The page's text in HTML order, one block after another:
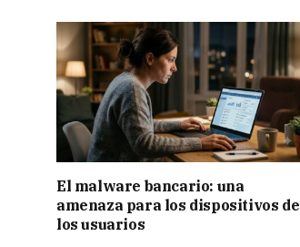
El malware bancario: una
amenaza para los dispositivos de
los usuarios